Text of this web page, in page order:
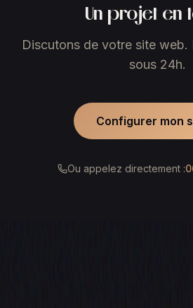
Un projet en
Discutons de votre site web.
sous 24h.
Configurer mon
Ou appelez directement :